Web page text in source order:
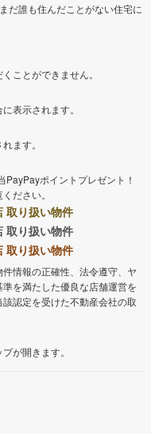
だ誰も住んだことがない住宅に
ことができません。
表示されます。
ます。
PayPayポイントプレゼント！
ださい。
取り扱い物件
取り扱い物件
取り扱い物件
情報の正確性、法令遵守、ヤ
を満たした優良な店舗運営を
認定を受けた不動産会社の取
が開きます。